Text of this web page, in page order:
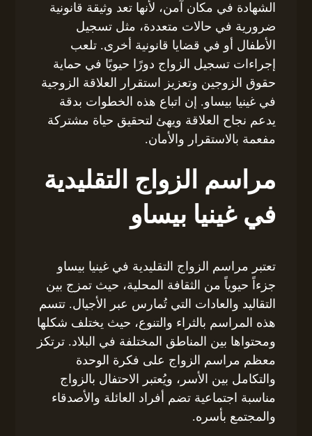
الشهادة في مكان آمن، لأنها تعد وثيقة قانونية
ضرورية في حالات متعددة، مثل تسجيل
الأطفال أو في قضايا قانونية أخرى. تلعب
إجراءات تسجيل الزواج دورًا حيويًا في حماية
حقوق الزوجين وتعزيز استقرار العلاقة الزوجية
في غينيا بيساو. إن اتباع هذه الخطوات بدقة
يدعم نجاح العلاقة ويهئ لتحقيق حياة مشتركة
مفعمة بالاستقرار والأمان.
مراسم الزواج التقليدية
في غينيا بيساو
تعتبر مراسم الزواج التقليدية في غينيا بيساو
جزءاً حيوياً من الثقافة المحلية، حيث تمزج بين
التقاليد والعادات التي تُمارس عبر الأجيال. تتسم
هذه المراسم بالثراء والتنوع، حيث يختلف شكلها
ومحتواها بين المناطق المختلفة في البلاد. ترتكز
معظم مراسم الزواج على فكرة الوحدة
والتكامل بين الأسر، ويُعتبر الاحتفال بالزواج
مناسبة اجتماعية تضم أفراد العائلة والأصدقاء
والمجتمع بأسره.